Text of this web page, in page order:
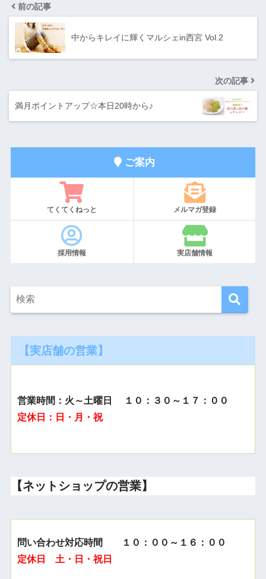
前の記事
中からキレイに輝くマルシェin西宮 Vol.2
次の記事
満月ポイントアップ☆本日20時から♪
ご案内
てくてくねっと メルマガ登録
採用情報 実店舗情報
【実店舗の営業】
営業時間：火～土曜日 １０：３０～１７：００
定休日：日・月・祝
【ネットショップの営業】
問い合わせ対応時間 １０：００～１６：００
定休日 土・日・祝日